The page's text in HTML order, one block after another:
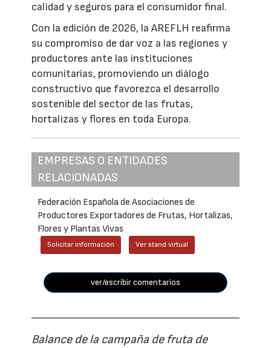
calidad y seguros para el consumidor final.
Con la edición de 2026, la AREFLH reafirma
su compromiso de dar voz a las regiones y
productores ante las instituciones
comunitarias, promoviendo un diálogo
constructivo que favorezca el desarrollo
sostenible del sector de las frutas,
hortalizas y flores en toda Europa.
EMPRESAS O ENTIDADES
RELACIONADAS
Federación Española de Asociaciones de
Productores Exportadores de Frutas, Hortalizas,
Flores y Plantas Vivas
Solicitar información Ver stand virtual
ver/escribir comentarios
Balance de la campaña de fruta de